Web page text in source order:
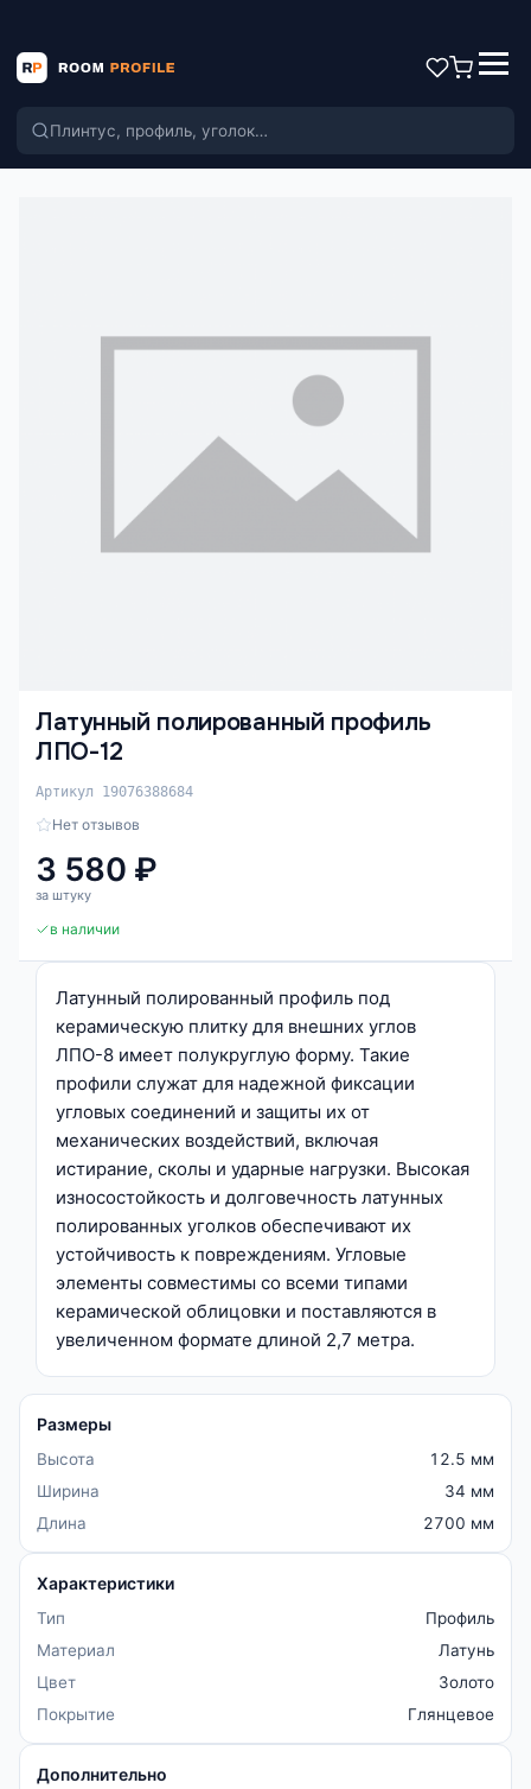
Поиск по каталогу
Латунный полированный профиль
ЛПО-12
Артикул 19076388684
Нет отзывов
3 580 ₽
за штуку
в наличии
Латунный полированный профиль под
керамическую плитку для внешних углов
ЛПО-8 имеет полукруглую форму. Такие
профили служат для надежной фиксации
угловых соединений и защиты их от
механических воздействий, включая
истирание, сколы и ударные нагрузки. Высокая
износостойкость и долговечность латунных
полированных уголков обеспечивают их
устойчивость к повреждениям. Угловые
элементы совместимы со всеми типами
керамической облицовки и поставляются в
увеличенном формате длиной 2,7 метра.
Размеры
Высота
12.5 мм
Ширина
34 мм
Длина
2700 мм
Характеристики
Тип
Профиль
Материал
Латунь
Цвет
Золото
Покрытие
Глянцевое
Дополнительно